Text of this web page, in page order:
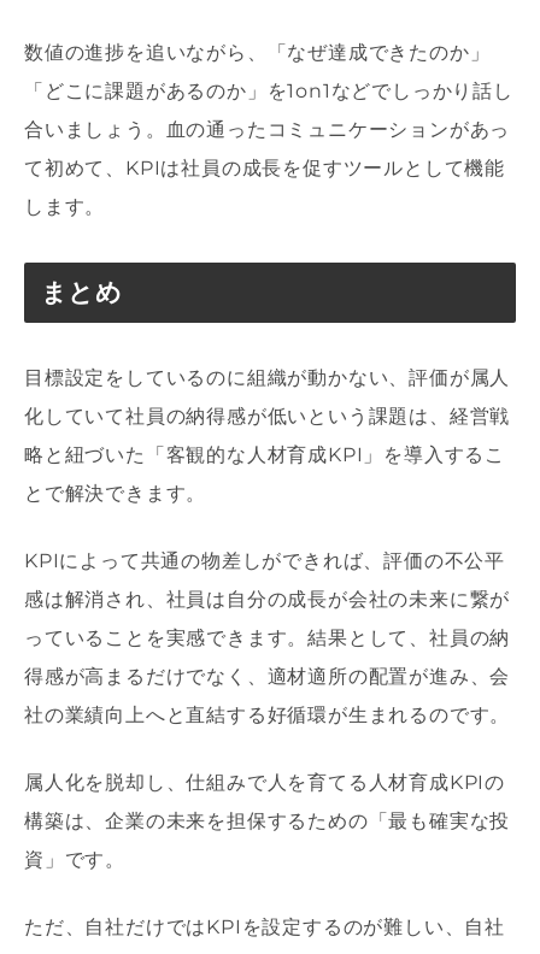
数値の進捗を追いながら、「なぜ達成できたのか」
「どこに課題があるのか」を1on1などでしっかり話し
合いましょう。血の通ったコミュニケーションがあっ
て初めて、KPIは社員の成長を促すツールとして機能
します。
まとめ
目標設定をしているのに組織が動かない、評価が属人
化していて社員の納得感が低いという課題は、経営戦
略と紐づいた「客観的な人材育成KPI」を導入するこ
とで解決できます。
KPIによって共通の物差しができれば、評価の不公平
感は解消され、社員は自分の成長が会社の未来に繋が
っていることを実感できます。結果として、社員の納
得感が高まるだけでなく、適材適所の配置が進み、会
社の業績向上へと直結する好循環が生まれるのです。
属人化を脱却し、仕組みで人を育てる人材育成KPIの
構築は、企業の未来を担保するための「最も確実な投
資」です。
ただ、自社だけではKPIを設定するのが難しい、自社